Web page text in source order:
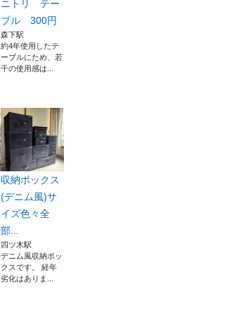
ニトリ テー
ブル 300円
森下駅
約4年使用したテ
ーブルにため、若
干の使用感は...
収納ボックス
(デニム風)サ
イズ色々全
部...
四ツ木駅
デニム風収納ボッ
クスです。 経年
劣化はありま...